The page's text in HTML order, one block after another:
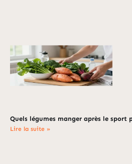
Quels légumes manger après le sport
Lire la suite »